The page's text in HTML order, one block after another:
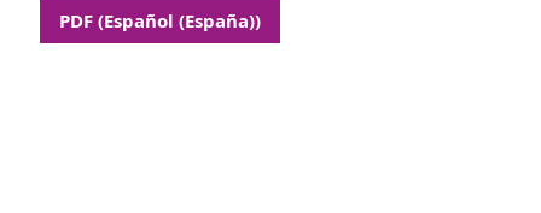
PDF (Español (España))